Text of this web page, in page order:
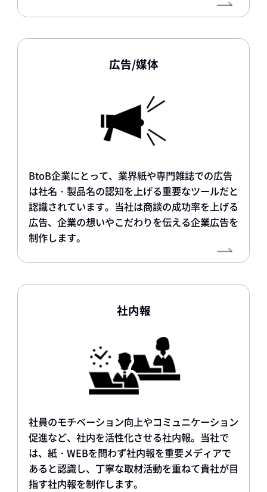
広告/媒体
BtoB企業にとって、業界紙や専門雑誌での広告
は社名・製品名の認知を上げる重要なツールだと
認識されています。当社は商談の成功率を上げる
広告、企業の想いやこだわりを伝える企業広告を
制作します。
社内報
社員のモチベーション向上やコミュニケーション
促進など、社内を活性化させる社内報。当社で
は、紙・WEBを問わず社内報を重要メディアで
あると認識し、丁寧な取材活動を重ねて貴社が目
指す社内報を制作します。